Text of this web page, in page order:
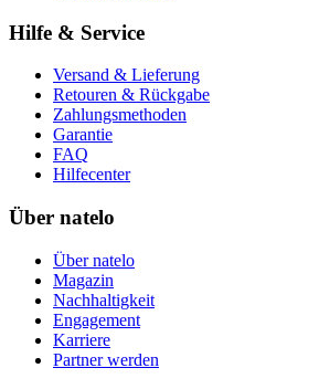
Hilfe & Service
Versand & Lieferung
Retouren & Rückgabe
Zahlungsmethoden
Garantie
FAQ
Hilfecenter
Über natelo
Über natelo
Magazin
Nachhaltigkeit
Engagement
Karriere
Partner werden